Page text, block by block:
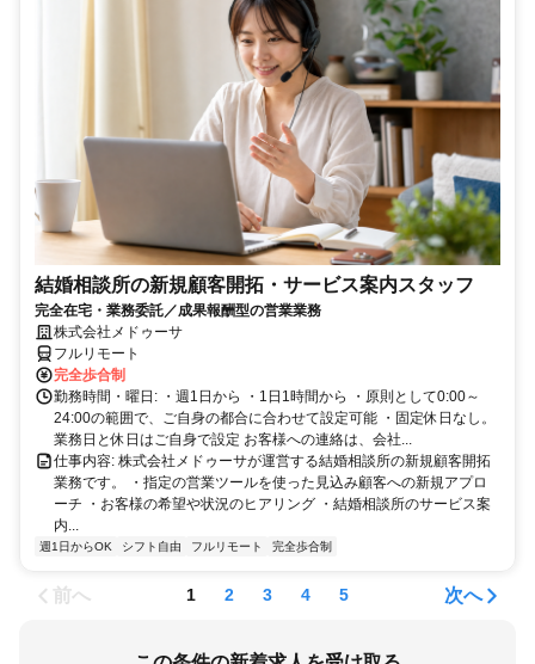
結婚相談所の新規顧客開拓・サービス案内スタッフ
完全在宅・業務委託／成果報酬型の営業業務
株式会社メドゥーサ
フルリモート
完全歩合制
勤務時間・曜日: ・週1日から ・1日1時間から ・原則として0:00～
24:00の範囲で、ご自身の都合に合わせて設定可能 ・固定休日なし。
業務日と休日はご自身で設定 お客様への連絡は、会社...
仕事内容: 株式会社メドゥーサが運営する結婚相談所の新規顧客開拓
業務です。 ・指定の営業ツールを使った見込み顧客への新規アプロ
ーチ ・お客様の希望や状況のヒアリング ・結婚相談所のサービス案
内...
週1日からOK シフト自由 フルリモート 完全歩合制
前へ 1 2 3 4 5 次へ